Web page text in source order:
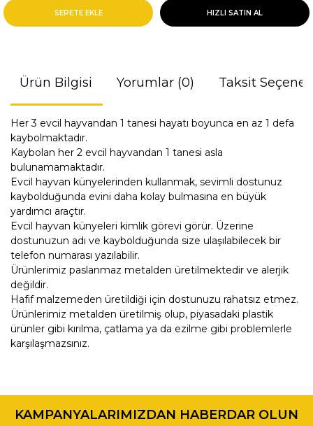
SEPETE EKLE HIZLI SATIN AL
Ürün Bilgisi Yorumlar (0) Taksit
Her 3 evcil hayvandan 1 tanesi hayatı boyunca en az 1 defa
kaybolmaktadır.
Kaybolan her 2 evcil hayvandan 1 tanesi asla
bulunamamaktadır.
Evcil hayvan künyelerinden kullanmak, sevimli dostunuz
kaybolduğunda evini daha kolay bulmasına en büyük
yardımcı araçtır.
Evcil hayvan künyeleri kimlik görevi görür. Üzerine
dostunuzun adı ve kaybolduğunda size ulaşılabilecek bir
telefon numarası yazılabilir.
Ürünlerimiz paslanmaz metalden üretilmektedir ve alerjik
değildir.
Hafif malzemeden üretildiği için dostunuzu rahatsız etmez.
Ürünlerimiz metalden üretilmiş olup, piyasadaki plastik
ürünler gibi kırılma, çatlama ya da ezilme gibi problemlerle
karşılaşmazsınız.
konularda yetersiz gördüğünüz noktaları öneri formunu
Görüş ve önerileriniz için teşekkür ederiz.
KAMPANYALARIMIZDAN HABERDAR OLUN